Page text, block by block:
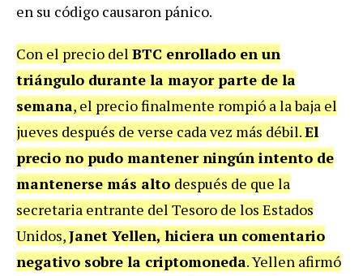
en su código causaron pánico.
Con el precio del BTC enrollado en un
triángulo durante la mayor parte de la
semana, el precio finalmente rompió a la baja el
jueves después de verse cada vez más débil.El
precio no pudo mantener ningún intento de
mantenerse más alto después de que la
secretaria entrante del Tesoro de los Estados
Unidos,Janet Yellen, hiciera un comentario
negativo sobre la criptomoneda. Yellen afirmó